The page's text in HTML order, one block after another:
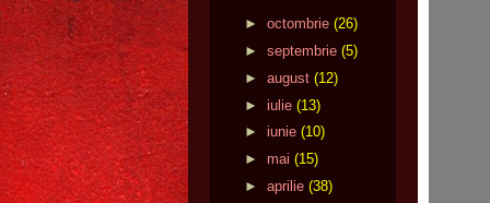
► octombrie (26)
► septembrie (5)
► august (12)
► iulie (13)
► iunie (10)
► mai (15)
► aprilie (38)